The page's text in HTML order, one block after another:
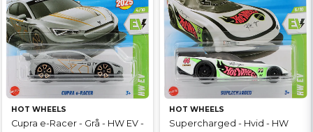
HOT WHEELS
Cupra e-Racer - Grå - HW EV -
HOT WHEELS
Supercharged - Hvid - HW